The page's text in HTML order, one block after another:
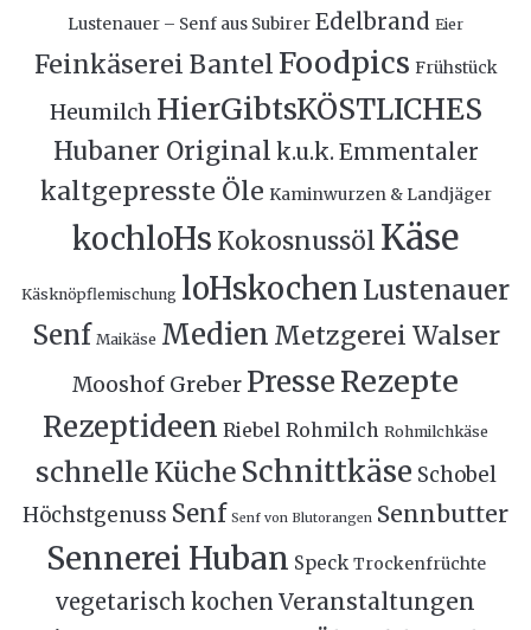
Lustenauer – Senf aus Subirer Edelbrand Eier
Feinkäserei BantelFoodpics Frühstück
Heumilch HierGibtsKÖSTLICHES
Hubaner Original k.u.k. Emmentaler
kaltgepresste Öle Kaminwurzen & Landjäger
kochloHs Kokosnussöl Käse
Käsknöpflemischung loHskochen Lustenauer
Senf Maikäse Medien Metzgerei Walser
Mooshof Greber PresseRezepte
Rezeptideen Riebel Rohmilch Rohmilchkäse
schnelle Küche Schnittkäse Schobel
Höchstgenuss Senf Senf von Blutorangen Sennbutter
Sennerei Huban Speck Trockenfrüchte
vegetarisch kochen Veranstaltungen